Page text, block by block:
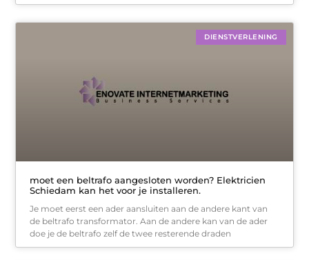
DIENSTVERLENING
moet een beltrafo aangesloten worden? Elektricien
Schiedam kan het voor je installeren.
Je moet eerst een ader aansluiten aan de andere kant van
de beltrafo transformator. Aan de andere kan van de ader
doe je de beltrafo zelf de twee resterende draden